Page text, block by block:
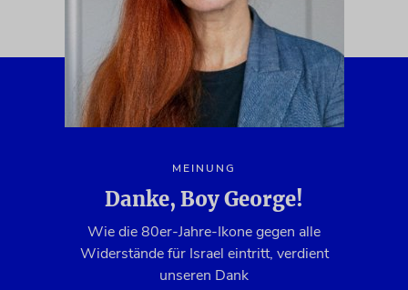
MEINUNG
Danke, Boy George!
Wie die 80er-Jahre-Ikone gegen alle
Widerstände für Israel eintritt, verdient
unseren Dank